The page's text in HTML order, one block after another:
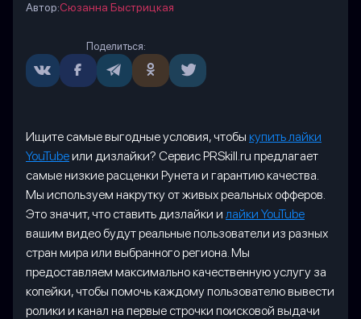
Автор:Сюзанна Быстрицкая
Поделиться:
Ищите самые выгодные условия, чтобы купить лайки
YouTubeили дизлайки? Сервис PRSkill.ru предлагает
самые низкие расценки Рунета и гарантию качества.
Мы используем накрутку от живых реальных офферов.
Это значит, что ставить дизлайки и лайки YouTube
вашим видео будут реальные пользователи из разных
стран мира или выбранного региона. Мы
предоставляем максимально качественную услугу за
копейки, чтобы помочь каждому пользователю вывести
ролики и канал на первые строчки поисковой выдачи